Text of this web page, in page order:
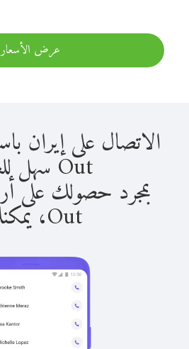
عرض الأسعار
Out سهل للغاية.
Out، يمكنك: